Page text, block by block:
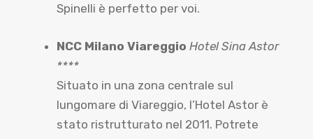
Spinelli è perfetto per voi.
NCC Milano Viareggio Hotel Sina Astor
****
Situato in una zona centrale sul
lungomare di Viareggio, l’Hotel Astor è
stato ristrutturato nel 2011. Potrete